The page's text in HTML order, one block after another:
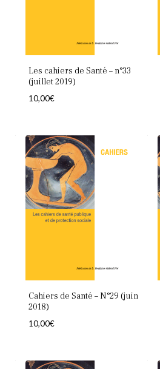
Les cahiers de Santé – n°33
(juillet 2019)
10,00€
Cahiers de Santé – N°29 (juin
2018)
10,00€